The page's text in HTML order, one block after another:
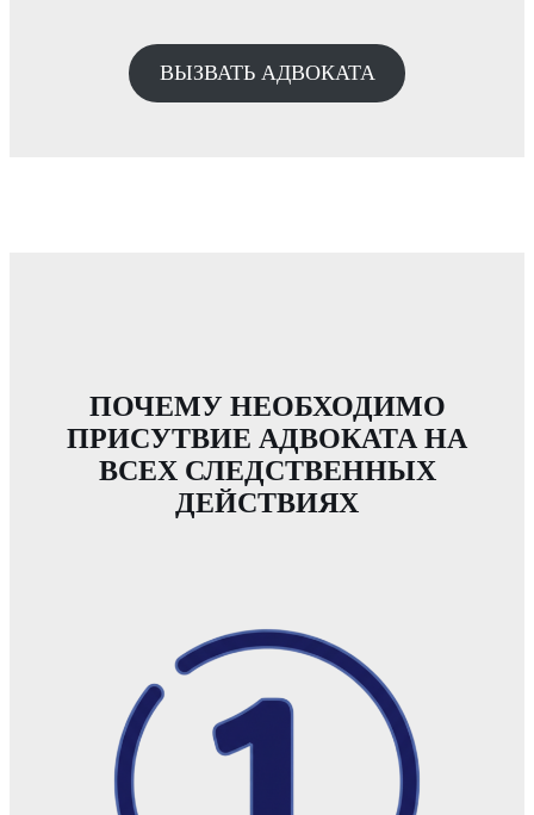
ВЫЗВАТЬ АДВОКАТА
ПОЧЕМУ НЕОБХОДИМО
ПРИСУТВИЕ АДВОКАТА НА
ВСЕХ СЛЕДСТВЕННЫХ
ДЕЙСТВИЯХ